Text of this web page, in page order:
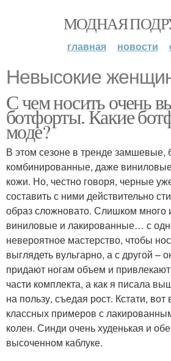
МОДНАЯ
главная новости
Невысокие
С чем носить очень
ботфорты. Какие
моде?
В этом сезоне в тренде замшевые,
комбинированные, даже
кожи. Но, честно говоря, черные
составить с ними действительно
образ сложновато. Слишком много
виниловые и лакированные… с
невероятное мастерство, чтобы
выглядеть вульгарно, а с другой –
придают ногам объем и
части комплекта, а как я писала
на пользу, съедая рост. Кстати,
классных примеров с
колен. Синди очень худенькая и
высоченном каблуке.